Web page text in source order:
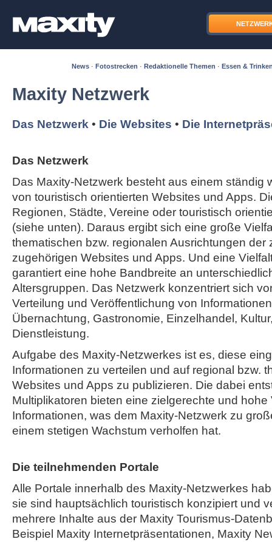
News · Fotostrecken · Redaktionelle Themen · Essen &
Maxity Netzwerk
Das Netzwerk • Die Websites • Die
Das Netzwerk
Das Maxity-Netzwerk besteht aus einem ständig
von touristisch orientierten Websites und Apps.
Regionen, Städte, Vereine oder touristisch
(siehe unten). Daraus ergibt sich eine große
thematischen bzw. regionalen Ausrichtungen der
zugehörigen Websites und Apps. Und eine
garantiert eine hohe Bandbreite an
Altersgruppen. Das Netzwerk konzentriert sich
Verteilung und Veröffentlichung von
Übernachtung, Gastronomie, Einzelhandel,
Dienstleistung.
Aufgabe des Maxity-Netzwerkes ist es, diese
Informationen zu verteilen und auf regional bzw.
Websites und Apps zu publizieren. Die dabei
Multiplikatoren bieten eine zielgerechte und hohe
Informationen, was dem Maxity-Netzwerk zu
einem stetigen Wachstum verholfen hat.
Die teilnehmenden Portale
Alle Portale innerhalb des Maxity-Netzwerkes
sie sind hauptsächlich touristisch konzipiert und
mehrere Inhalte aus der Maxity Tourismus-
Beispiel Maxity Internetpräsentationen, Maxity